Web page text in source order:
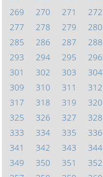
269
270 271 272
277
278 279 280
285
286 287 288
293
294 295 296
301
302 303 304
309
310 311 312
317
318 319 320
325
326 327 328
333
334 335 336
341
342 343 344
349
350 351 352